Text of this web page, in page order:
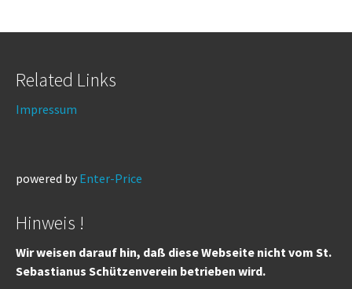
Related Links
Impressum
powered by Enter-Price
Hinweis !
Wir weisen darauf hin, daß diese Webseite nicht vom St.
Sebastianus Schützenverein betrieben wird.